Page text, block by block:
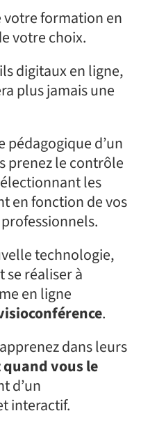
votre formation en
votre choix.
digitaux en ligne,
plus jamais une
pédagogique d’un
prenez le contrôle
les
en fonction de vos
technologie,
se réaliser à
en ligne
.
dans leurs
quand vous le
d’un
interactif.